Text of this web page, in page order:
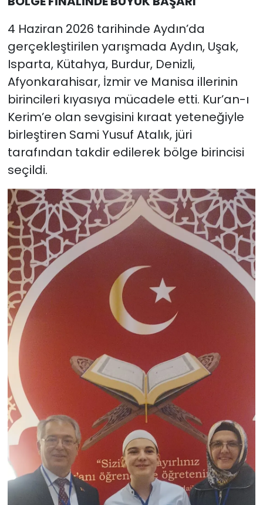
4 Haziran 2026 tarihinde Aydın’da
gerçekleştirilen yarışmada Aydın, Uşak,
Isparta, Kütahya, Burdur, Denizli,
Afyonkarahisar, İzmir ve Manisa illerinin
birincileri kıyasıya mücadele etti. Kur’an-ı
Kerim’e olan sevgisini kıraat yeteneğiyle
birleştiren Sami Yusuf Atalık, jüri
tarafından takdir edilerek bölge birincisi
seçildi.